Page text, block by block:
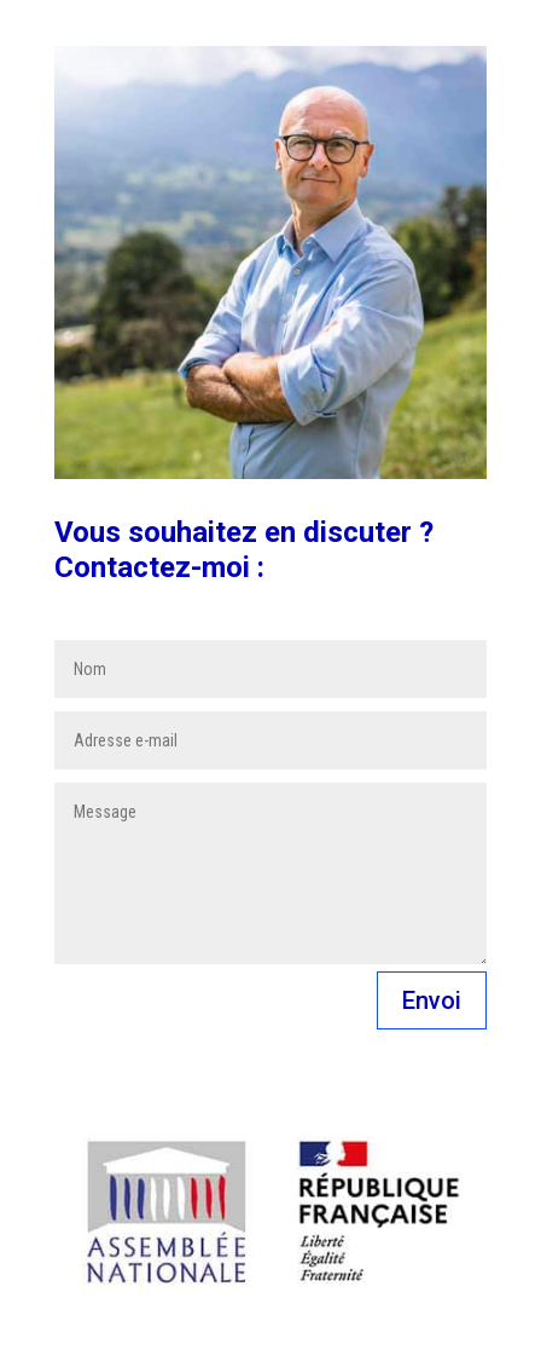
Vous souhaitez en discuter ?
Contactez-moi :
Envoi